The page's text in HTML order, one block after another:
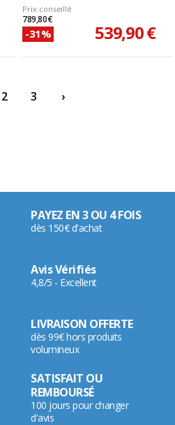
Prix conseillé
789,80 €
-31% 539,90 €
2 3 ›
PAYEZ EN 3 OU 4 FOIS
dès 150€ d'achat
Avis Vérifiés
4,8/5 - Excellent
LIVRAISON OFFERTE
dès 99€ hors produits
volumineux
SATISFAIT OU
REMBOURSÉ
100 jours pour changer
d'avis